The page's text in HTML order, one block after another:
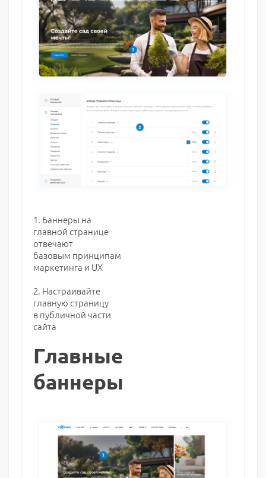
1. Баннеры на
главной странице
отвечают
базовым принципам
маркетинга и UX
2. Настраивайте
главную страницу
в публичной части
сайта
Главные
баннеры